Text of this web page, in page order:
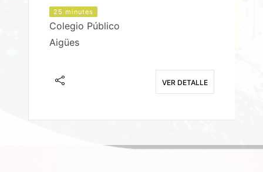
25 minutes
Colegio Público
Aigües
VER DETALLE